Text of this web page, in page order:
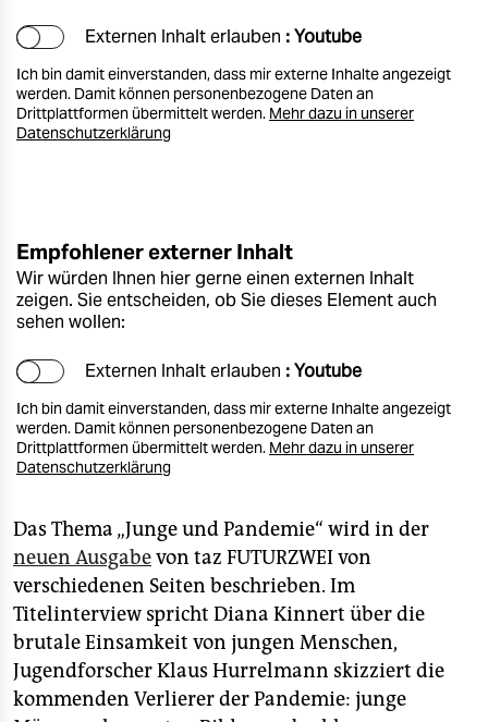
Externen Inhalt erlauben : Youtube
Ich bin damit einverstanden, dass mir externe Inhalte angezeigt
werden. Damit können personenbezogene Daten an
Drittplattformen übermittelt werden. Mehr dazu in unserer
Datenschutzerklärung
Empfohlener externer Inhalt
Wir würden Ihnen hier gerne einen externen Inhalt
zeigen. Sie entscheiden, ob Sie dieses Element auch
sehen wollen:
Externen Inhalt erlauben : Youtube
Ich bin damit einverstanden, dass mir externe Inhalte angezeigt
werden. Damit können personenbezogene Daten an
Drittplattformen übermittelt werden. Mehr dazu in unserer
Datenschutzerklärung
Das Thema „Junge und Pandemie“ wird in der
neuen Ausgabevon taz FUTURZWEI von
verschiedenen Seiten beschrieben. Im
Titelinterview spricht Diana Kinnert über die
brutale Einsamkeit von jungen Menschen,
Jugendforscher Klaus Hurrelmann skizziert die
kommenden Verlierer der Pandemie: junge